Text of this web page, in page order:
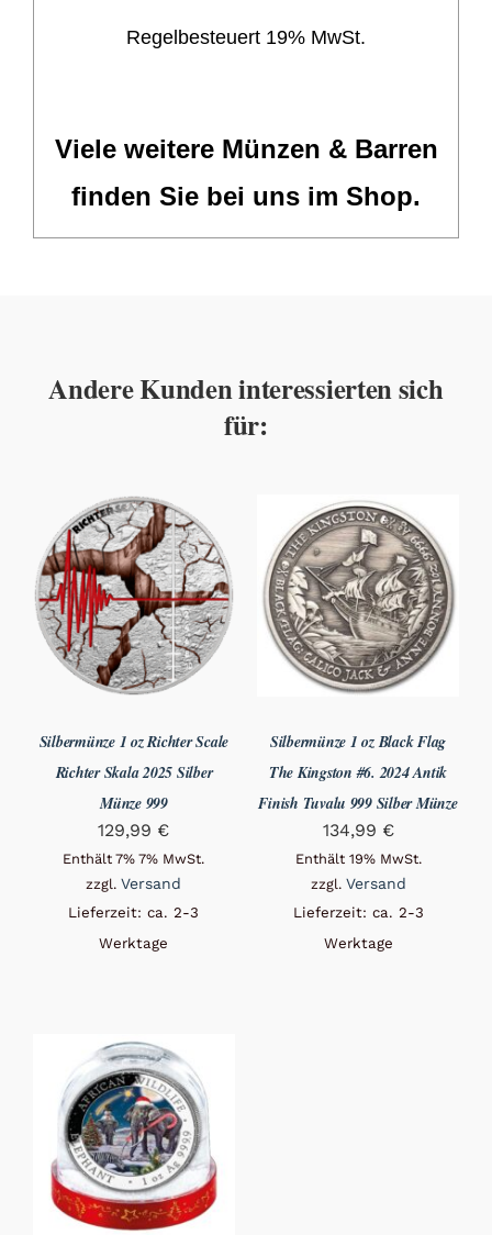
Regelbesteuert 19% MwSt.
Viele weitere Münzen & Barren
finden Sie bei uns im Shop.
Andere Kunden interessierten sich
für:
Silbermünze 1 oz Richter Scale
Richter Skala 2025 Silber
Münze 999
129,99 €
Enthält 7% 7% MwSt.
zzgl.Versand
Lieferzeit: ca. 2-3
Werktage
Silbermünze 1 oz Black Flag
The Kingston #6. 2024 Antik
Finish Tuvalu 999 Silber Münze
134,99 €
Enthält 19% MwSt.
zzgl. Versand
Lieferzeit: ca. 2-3
Werktage